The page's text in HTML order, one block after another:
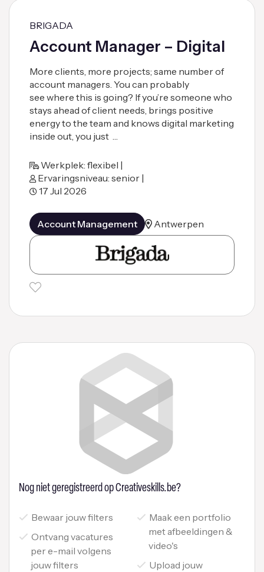
BRIGADA
Account Manager – Digital
More clients, more projects; same number of
account managers. You can probably
see where this is going? If you’re someone who
stays ahead of client needs, brings positive
energy to the team and knows digital marketing
inside out, you just …
Werkplek: flexibel |
Ervaringsniveau: senior |
17 Jul 2026
Account Management Antwerpen
Nog niet geregistreerd op Creativeskills.be?
Bewaar jouw filters
Ontvang vacatures
per e-mail volgens
jouw filters
Maak een portfolio
met afbeeldingen &
video's
Upload jouw